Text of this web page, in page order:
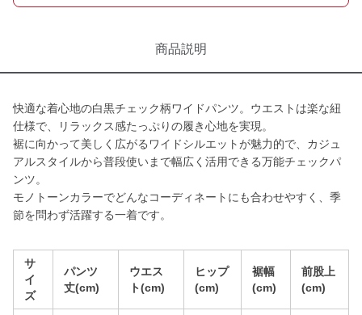
商品説明
快適な着心地の白黒チェック柄ワイドパンツ。ウエストは楽な紐
仕様で、リラックス感たっぷりの履き心地を実現。
裾に向かって美しく広がるワイドシルエットが魅力的で、カジュ
アルスタイルから普段使いまで幅広く活用できる万能チェックパ
ンツ。
モノトーンカラーでどんなコーディネートにも合わせやすく、季
節を問わず活躍する一着です。
サ
イ
ズ
パンツ
丈(cm)
ウエス
ト(cm)
ヒップ
(cm)
裾幅
(cm)
前股上
(cm)